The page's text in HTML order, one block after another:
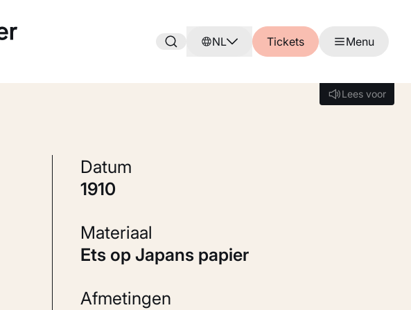
NL Tickets Menu
Lees voor
Lees voor
Datum
1910
Materiaal
Ets op Japans papier
Afmetingen